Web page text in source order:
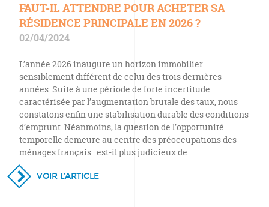
FAUT-IL ATTENDRE POUR ACHETER SA
RÉSIDENCE PRINCIPALE EN 2026 ?
02/04/2024
L’année 2026 inaugure un horizon immobilier
sensiblement différent de celui des trois dernières
années. Suite à une période de forte incertitude
caractérisée par l’augmentation brutale des taux, nous
constatons enfin une stabilisation durable des conditions
d’emprunt. Néanmoins, la question de l’opportunité
temporelle demeure au centre des préoccupations des
ménages français : est-il plus judicieux de…
VOIR L’ARTICLE